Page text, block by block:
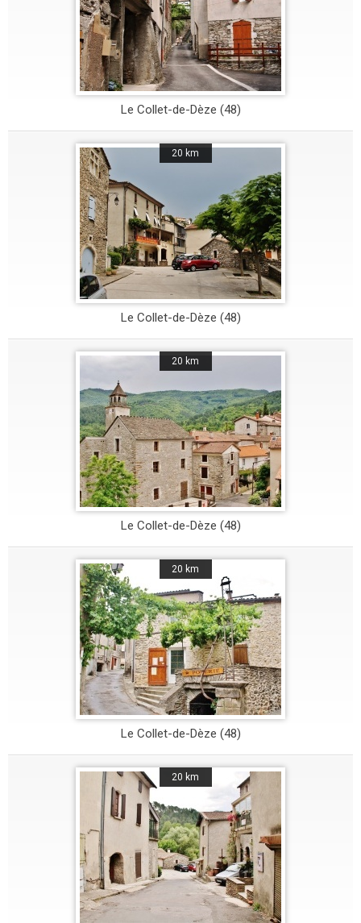
Le Collet-de-Dèze (48)
20 km
Le Collet-de-Dèze (48)
20 km
Le Collet-de-Dèze (48)
20 km
Le Collet-de-Dèze (48)
20 km